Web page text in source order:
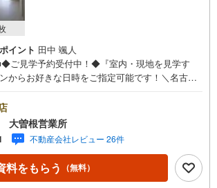
イント 田中 颯人
ご見学予約受付中！◆『室内・現地を見学す
からお好きな日時をご指定可能です！＼名古屋
区、守山区の直接のご売却依頼を数多くいただ
動産仲介会社です。ネット上で分かる立地環境
、過去にお任せいただいたお客様に現地の生の
住戸環境を提案致します。＼平日のお住まい探
/弊社では平日にご内覧・契約など平日にお住まい
れるお客様にサービスをご用意しています。＼お
大曽根営業所
不動産会社レビュー 26件
料をもらう （無料）